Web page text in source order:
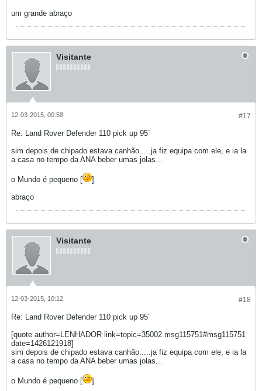
um grande abraço
Visitante
#17
12-03-2015, 00:58
Re: Land Rover Defender 110 pick up 95´
sim depois de chipado estava canhão.....ja fiz equipa com ele, e ia la
a casa no tempo da ANA beber umas jolas...
o Mundo é pequeno [
]
abraço
Visitante
#18
12-03-2015, 10:12
Re: Land Rover Defender 110 pick up 95´
[quote author=LENHADOR link=topic=35002.msg115751#msg115751
date=1426121918]
sim depois de chipado estava canhão.....ja fiz equipa com ele, e ia la
a casa no tempo da ANA beber umas jolas...
o Mundo é pequeno [
]